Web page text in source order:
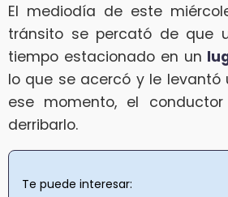
El mediodía de este
tránsito se percató de que
tiempo estacionado en un
lo que se acercó y le levantó
ese momento, el
derribarlo.
Te puede interesar: